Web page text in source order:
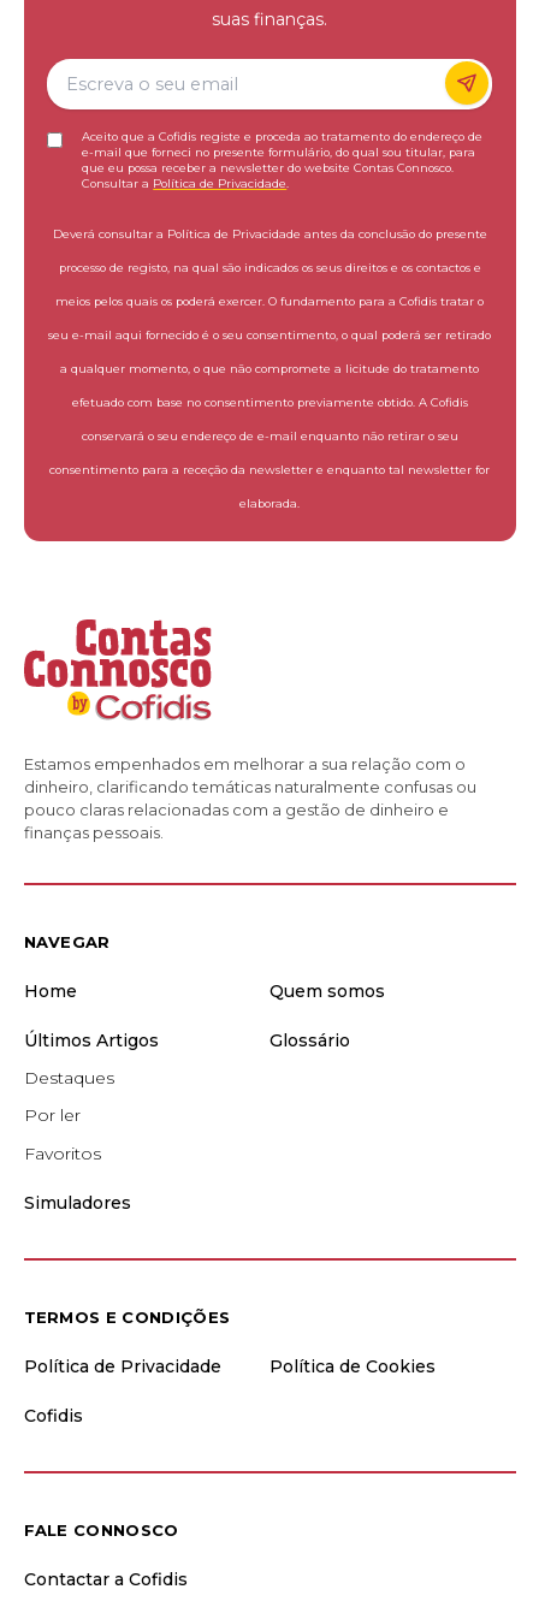
suas finanças.
Aceito que a Cofidis registe e proceda ao tratamento do endereço de
e-mail que forneci no presente formulário, do qual sou titular, para
que eu possa receber a newsletter do website Contas Connosco.
Consultar a Política de Privacidade
Deverá consultar a Política de Privacidade antes da conclusão do presente
processo de registo, na qual são indicados os seus direitos e os contactos e
meios pelos quais os poderá exercer. O fundamento para a Cofidis tratar o
seu e-mail aqui fornecido é o seu consentimento, o qual poderá ser retirado
a qualquer momento, o que não compromete a licitude do tratamento
efetuado com base no consentimento previamente obtido. A Cofidis
conservará o seu endereço de e-mail enquanto não retirar o seu
consentimento para a receção da newsletter e enquanto tal newsletter for
elaborada.
Estamos empenhados em melhorar a sua relação com o
dinheiro, clarificando temáticas naturalmente confusas ou
pouco claras relacionadas com a gestão de dinheiro e
finanças pessoais.
NAVEGAR
Home Quem somos
Últimos Artigos
Destaques
Por ler
Favoritos
Glossário
Simuladores
TERMOS E CONDIÇÕES
Política de Privacidade Política de Cookies
Cofidis
FALE CONNOSCO
Contactar a Cofidis